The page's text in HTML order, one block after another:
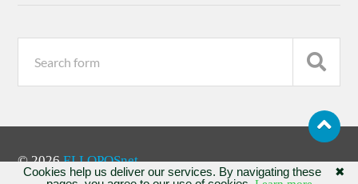
© 2026ELLOPOSnet
✖
Cookies help us deliver our services. By navigating these